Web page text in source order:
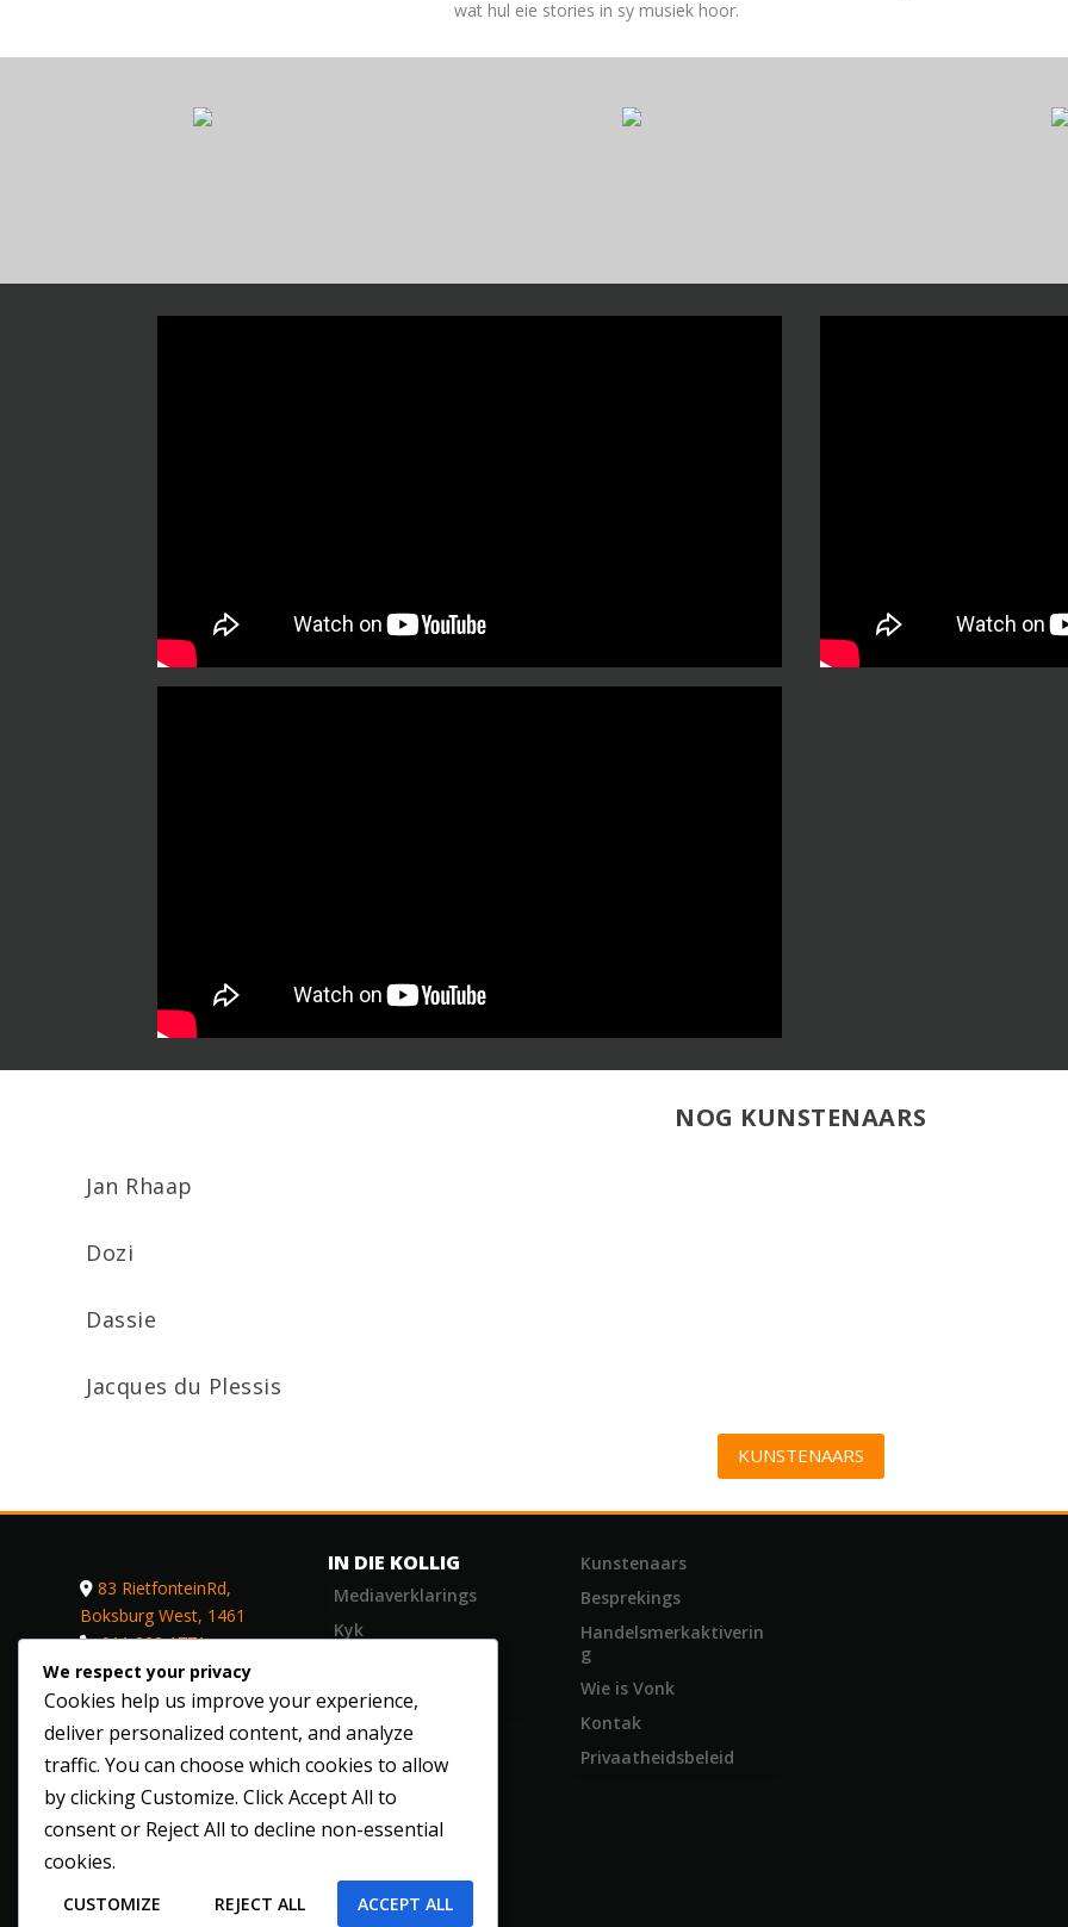
wat hul eie stories in sy musiek hoor.
NOG KUNSTENAARS
Jan Rhaap
Dozi
Dassie
Jacques du Plessis
KUNSTENAARS
83 RietfonteinRd,
Boksburg West, 1461
011 823 1771
sing@vonk.co.za
Vonk Musiek on
Spotify
Vonk Musiek on Apple
Music
Vonk Musiek on
Deezer
IN DIE KOLLIG
Mediaverklarings
Kyk
Optredes
Kunstenaars
Besprekings
Handelsmerkaktiverin
g
Wie is Vonk
Kontak
Privaatheidsbeleid
We respect your privacy
Cookies help us improve your experience,
deliver personalized content, and analyze
traffic. You can choose which cookies to allow
by clickingCustomize. ClickAccept All to
consent or Reject All to decline non-essential
cookies.
CUSTOMIZE REJECT ALL ACCEPT ALL